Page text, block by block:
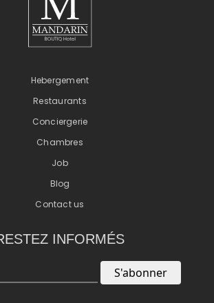
Hebergement
Restaurants
Conciergerie
Chambres
Job
Blog
Contact us
INFORMÉS
S'abonner